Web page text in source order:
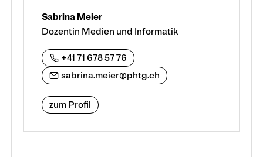
Sabrina Meier
Dozentin Medien und Informatik
+41 71 678 57 76
sabrina.meier@phtg.ch
zum Profil